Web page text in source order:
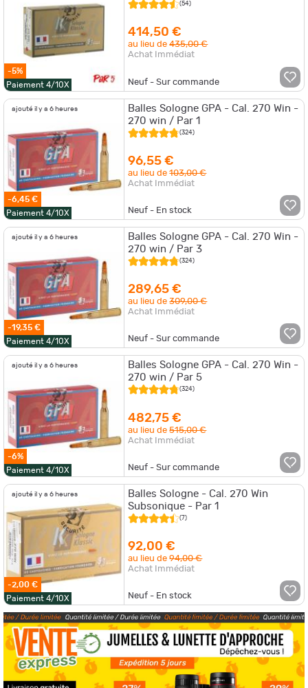
-5%
Paiement 4/10X
(54)
414,50 €
au lieu de435,00 €
Achat Immédiat
Neuf - Sur commande
ajouté il y a 6 heures
-6,45 €
Paiement 4/10X
Balles Sologne GPA - Cal. 270 Win -
270 win / Par 1
(324)
96,55 €
au lieu de103,00 €
Achat Immédiat
Neuf - En stock
ajouté il y a 6 heures
-19,35 €
Paiement 4/10X
Balles Sologne GPA - Cal. 270 Win -
270 win / Par 3
(324)
289,65 €
au lieu de309,00 €
Achat Immédiat
Neuf - Sur commande
ajouté il y a 6 heures
-6%
Paiement 4/10X
Balles Sologne GPA - Cal. 270 Win -
270 win / Par 5
(324)
482,75 €
au lieu de515,00 €
Achat Immédiat
Neuf - Sur commande
ajouté il y a 6 heures
-2,00 €
Paiement 4/10X
Balles Sologne - Cal. 270 Win
Subsonique - Par 1
(7)
92,00 €
au lieu de94,00 €
Achat Immédiat
Neuf - En stock